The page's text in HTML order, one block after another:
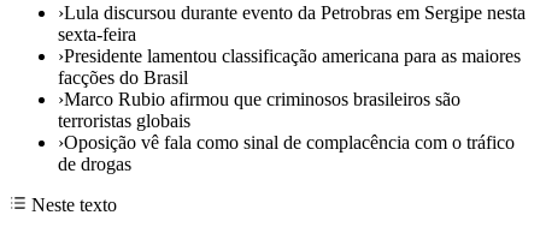
›Lula discursou durante evento da Petrobras em Sergipe nesta
sexta-feira
›Presidente lamentou classificação americana para as maiores
facções do Brasil
›Marco Rubio afirmou que criminosos brasileiros são
terroristas globais
›Oposição vê fala como sinal de complacência com o tráfico
de drogas
Neste texto